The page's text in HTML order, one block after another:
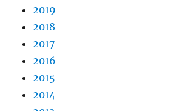
2019
2018
2017
2016
2015
2014